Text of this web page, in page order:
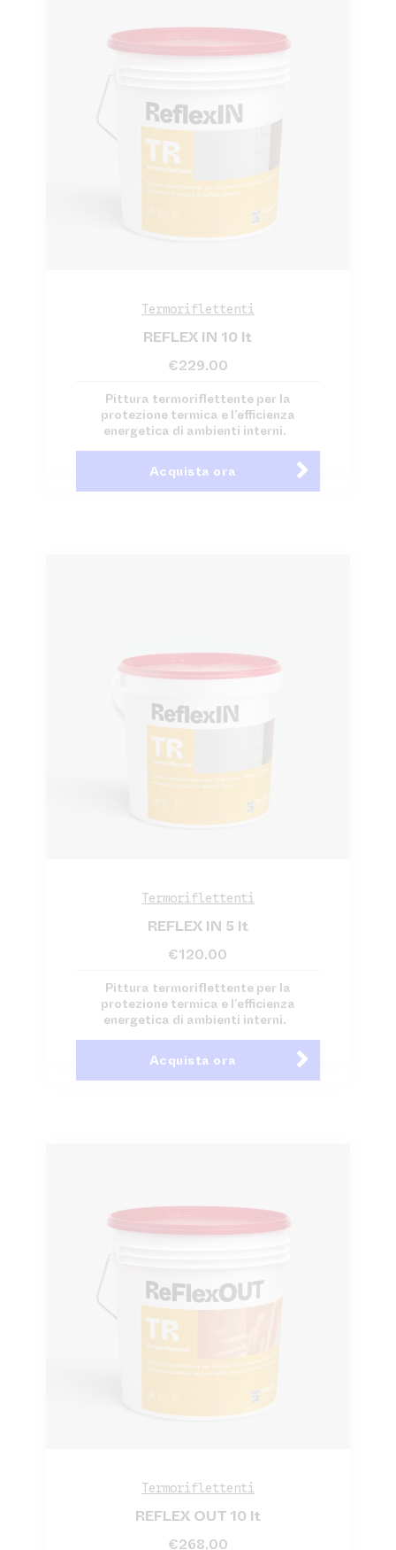
Termoriflettenti
REFLEX IN 10 lt
€229.00
Pittura termoriflettente per la
protezione termica e l’efficienza
energetica di ambienti interni.
Acquista ora
Termoriflettenti
REFLEX IN 5 lt
€120.00
Pittura termoriflettente per la
protezione termica e l’efficienza
energetica di ambienti interni.
Acquista ora
Termoriflettenti
REFLEX OUT 10 lt
€268.00